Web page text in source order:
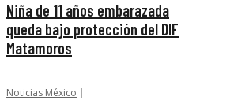
Niña de 11 años embarazada
queda bajo protección del DIF
Matamoros
Noticias México